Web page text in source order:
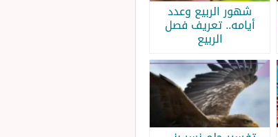
شهور الربيع وعدد
أيامه.. تعريف فصل
الربيع